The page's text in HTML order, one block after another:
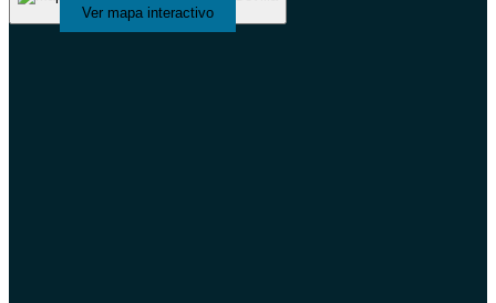
Ver mapa interactivo